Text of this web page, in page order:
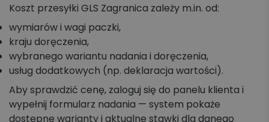
Koszt przesyłki GLS Zagranica zależy m.in. od:
wymiarów i wagi paczki,
kraju doręczenia,
wybranego wariantu nadania i doręczenia,
usług dodatkowych (np. deklaracja wartości).
Aby sprawdzić cenę, zaloguj się do panelu klienta i
wypełnij formularz nadania — system pokaże
dostępne warianty i aktualne stawki dla danego